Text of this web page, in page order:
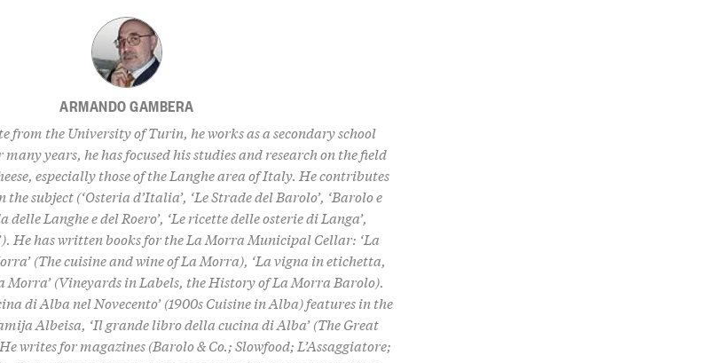
ARMANDO GAMBERA
from the University of Turin, he works as a secondary school
years, he has focused his studies and research on the field
especially those of the Langhe area of Italy. He contributes
the subject (‘Osteria d’Italia’, ‘Le Strade del Barolo’, ‘Barolo e
delle Langhe e del Roero’, ‘Le ricette delle osterie di Langa’,
He has written books for the La Morra Municipal Cellar: ‘La
(The cuisine and wine of La Morra), ‘La vigna in etichetta,
Morra’ (Vineyards in Labels, the History of La Morra Barolo).
di Alba nel Novecento’ (1900s Cuisine in Alba) features in the
Albeisa, ‘Il grande libro della cucina di Alba’ (The Great
writes for magazines (Barolo & Co.; Slowfood; L’Assaggiatore;